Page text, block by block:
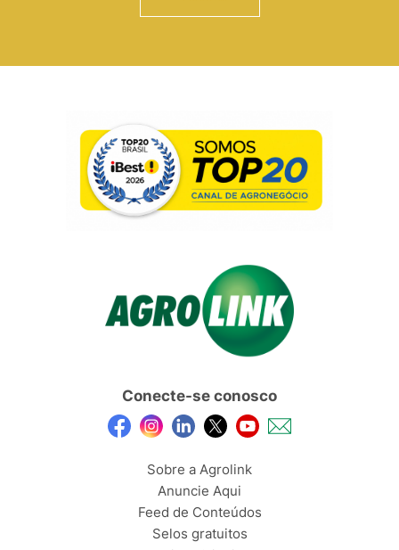
Conecte-se conosco
Sobre a Agrolink
Anuncie Aqui
Feed de Conteúdos
Selos gratuitos